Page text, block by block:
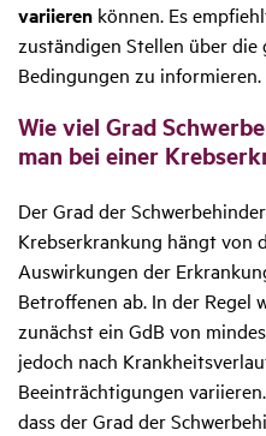
variieren können. Es
zuständigen Stellen über die
Bedingungen zu informieren.
Wie viel Grad
man bei einer
Der Grad der
Krebserkrankung hängt von
Auswirkungen der
Betroffenen ab. In der Regel
zunächst ein GdB von
jedoch nach
Beeinträchtigungen
dass der Grad der